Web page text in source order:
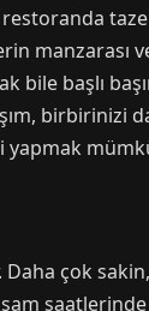
bile başlı
birbirinizi
çok